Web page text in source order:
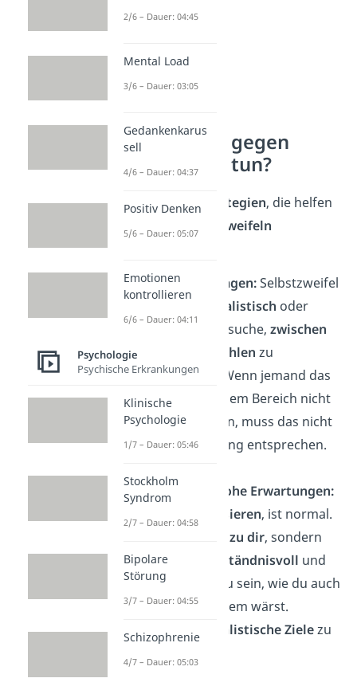
Was kann ich gegen
Selbstzweifel tun?
Es gibt ein paar Strategien, die helfen
können,
Selbstzweifeln
umzugehen
Zweifel hinterfragen:Selbstzweifel
oft nicht realistisch oder
übertrieben
. Versuche, zwischen
Fakten und Gefühlen zu
unterscheiden
. Wenn jemand das
Gefühl hat, in einem Bereich nicht
gut genug zu sein, muss das nicht
der realen Leistung entsprechen.
Setze nicht zu hohe Erwartungen:
Fehler passieren, ist normal.
nicht zu hart zu dir, sondern
versuche so
verständnisvoll und
unterstützend
zu sein, wie du auch
zu jemand anderem wärst.
Versuche, dir
realistische Zielezu
2/6 – Dauer: 04:45
Mental Load
3/6 – Dauer: 03:05
Gedankenkarus
sell
4/6 – Dauer: 04:37
Positiv Denken
5/6 – Dauer: 05:07
Emotionen
kontrollieren
6/6 – Dauer: 04:11
Psychologie
Psychische Erkrankungen
Klinische
Psychologie
1/7 – Dauer: 05:46
Stockholm
Syndrom
2/7 – Dauer: 04:58
Bipolare
Störung
3/7 – Dauer: 04:55
Schizophrenie
4/7 – Dauer: 05:03